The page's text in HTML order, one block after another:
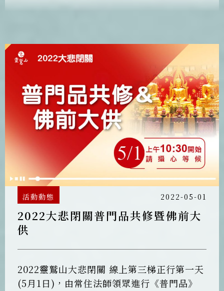
大悲閉關連續11年，年年號召四眾弟子持誦
活動動態 2022-05-01
2022大悲閉關普門品共修暨佛前大
供
2022靈鷲山大悲閉關 線上第三梯正行第一天
(5月1日)，由常住法師領眾進行《普門品》